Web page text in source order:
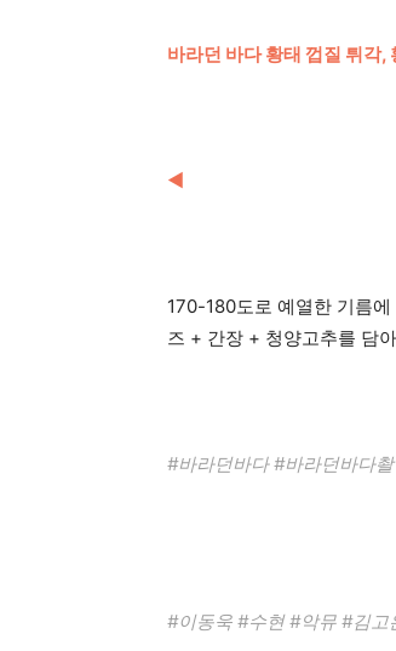
바라던 바다 황태 껍질 튀각,
◀
170-180도로 예열한 기름
즈 + 간장 + 청양고추를 담
#바라던바다 #바라던바다
#이동욱 #수현 #악뮤 #김고